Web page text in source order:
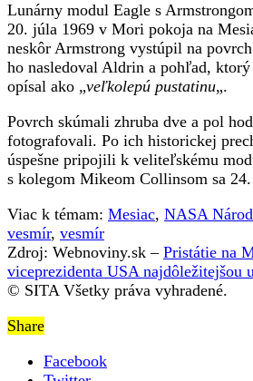
Lunárny modul Eagle s
20. júla 1969 v Mori pokoja na
neskôr Armstrong vystúpil na
ho nasledoval Aldrin a pohľad,
opísal ako „veľkolepú pustatinu„.
Povrch skúmali zhruba dve a pol
fotografovali. Po ich historickej
úspešne pripojili k veliteľskému
s kolegom Mikeom Collinsom sa
Viac k témam: Mesiac, NASA
vesmír, vesmír
Zdroj: Webnoviny.sk – Pristátie na
viceprezidenta USA najdôležitejšou
© SITA Všetky práva vyhradené.
Share
Facebook